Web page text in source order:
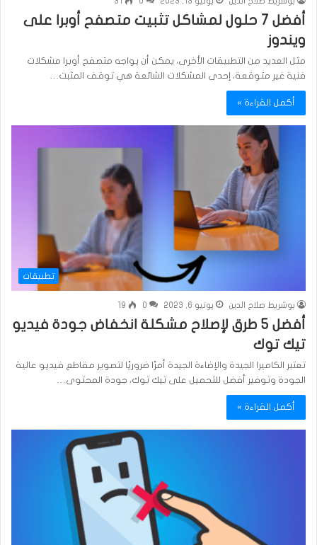
أفضل 7 حلول لمشاكل تثبيت متصفح أوبرا على
ويندوز
مثل العديد من التطبيقات الأخرى، يمكن أن يواجه متصفح أوبرا مشكلات
فنية غير متوقعة، إحدى المشكلات الشائعة هي توقف المثبت…
أكمل القراءة »
تطبيقات
بوشريط صلاح الدين يونيو 6, 2023 0
19
أفضل 5 طرق لإصلاح مشكلة انخفاض جودة فيديو
تيك توك
تعتبر الكاميرا الجيدة والإضاءة الجيدة أمرًا ضروريًا لتصوير مقاطع فيديو عالية
الجودة وتوفير أفضل للتحميل على تيك توك، جودة المحتوى…
أكمل القراءة »